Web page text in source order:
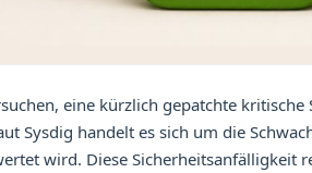
eine kürzlich gepatchte
Sysdig handelt es sich um die
wird. Diese Sicherheitsanfälligkeit